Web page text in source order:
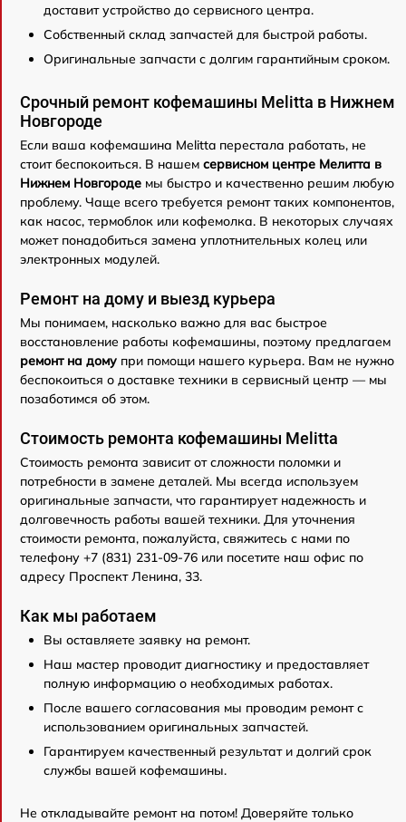
доставит устройство до сервисного центра.
Собственный склад запчастей для быстрой работы.
Оригинальные запчасти с долгим гарантийным сроком.
Срочный ремонт кофемашины Melitta в Нижнем
Новгороде
Если ваша кофемашина Melitta перестала работать, не
стоит беспокоиться. В нашем сервисном центре Мелитта в
Нижнем Новгороде мы быстро и качественно решим любую
проблему. Чаще всего требуется ремонт таких компонентов,
как насос, термоблок или кофемолка. В некоторых случаях
может понадобиться замена уплотнительных колец или
электронных модулей.
Ремонт на дому и выезд курьера
Мы понимаем, насколько важно для вас быстрое
восстановление работы кофемашины, поэтому предлагаем
ремонт на дому при помощи нашего курьера. Вам не нужно
беспокоиться о доставке техники в сервисный центр — мы
позаботимся об этом.
Стоимость ремонта кофемашины Melitta
Стоимость ремонта зависит от сложности поломки и
потребности в замене деталей. Мы всегда используем
оригинальные запчасти, что гарантирует надежность и
долговечность работы вашей техники. Для уточнения
стоимости ремонта, пожалуйста, свяжитесь с нами по
телефону +7 (831) 231-09-76 или посетите наш офис по
адресу Проспект Ленина, 33.
Как мы работаем
Вы оставляете заявку на ремонт.
Наш мастер проводит диагностику и предоставляет
полную информацию о необходимых работах.
После вашего согласования мы проводим ремонт с
использованием оригинальных запчастей.
Гарантируем качественный результат и долгий срок
службы вашей кофемашины.
Не откладывайте ремонт на потом! Доверяйте только